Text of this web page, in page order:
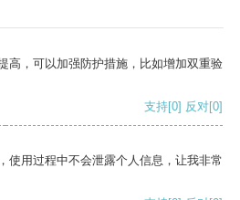
高，可以加强防护措施，比如增加双重验
支持[0] 反对[0]
使用过程中不会泄露个人信息，让我非常